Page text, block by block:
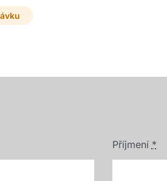
Příjmení *